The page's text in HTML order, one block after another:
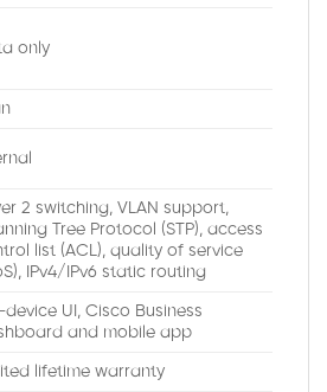
only
2 switching, VLAN support,
Tree Protocol (STP), access
list (ACL), quality of service
IPv4/IPv6 static routing
UI, Cisco Business
and mobile app
lifetime warranty